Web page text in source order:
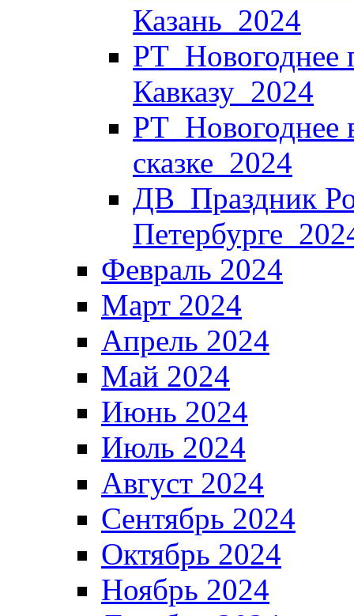
Казань_2024
РТ_Новогоднее
Кавказу_2024
РТ_Новогоднее
сказке_2024
ДВ_Праздник
Февраль 2024
Март 2024
Апрель 2024
Май 2024
Июнь 2024
Июль 2024
Август 2024
Сентябрь 2024
Октябрь 2024
Ноябрь 2024